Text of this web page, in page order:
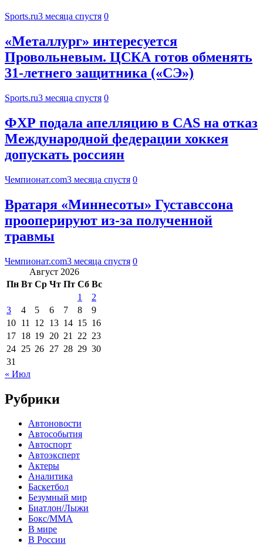
Sports.ru3 месяца спустя 0
«Металлург» интересуется
Провольневым. ЦСКА готов обменять
31-летнего защитника («СЭ»)
Sports.ru3 месяца спустя 0
ФХР подала апелляцию в CAS на отказ
Международной федерации хоккея
допускать россиян
Чемпионат.com3 месяца спустя 0
Вратаря «Миннесоты» Густавссона
прооперируют из-за полученной
травмы
Чемпионат.com3 месяца спустя 0
Август 2026
Пн Вт Ср Чт Пт Сб Вс
1
2
3
4 5 6 7 8
9
10 11 12 13 14 15 16
17 18 19 20 21 22 23
24 25 26 27 28 29 30
31
« Июл
Рубрики
Автоновости
Автособытия
Автоспорт
Автоэксперт
Актеры
Аналитика
Баскетбол
Безумный мир
Биатлон/Лыжи
Бокс/MMA
В мире
В России